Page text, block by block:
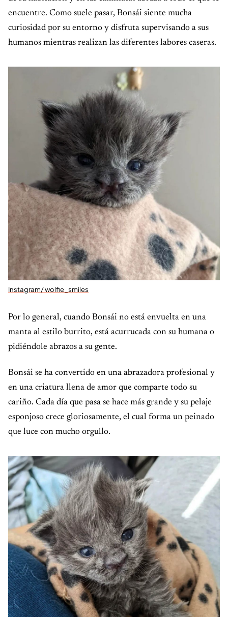
encuentre. Como suele pasar, Bonsái siente mucha
curiosidad por su entorno y disfruta supervisando a sus
humanos mientras realizan las diferentes labores caseras.
Instagram/ wolfie_smiles
Por lo general, cuando Bonsái no está envuelta en una
manta al estilo burrito, está acurrucada con su humana o
pidiéndole abrazos a su gente.
Bonsái se ha convertido en una abrazadora profesional y
en una criatura llena de amor que comparte todo su
cariño. Cada día que pasa se hace más grande y su pelaje
esponjoso crece gloriosamente, el cual forma un peinado
que luce con mucho orgullo.